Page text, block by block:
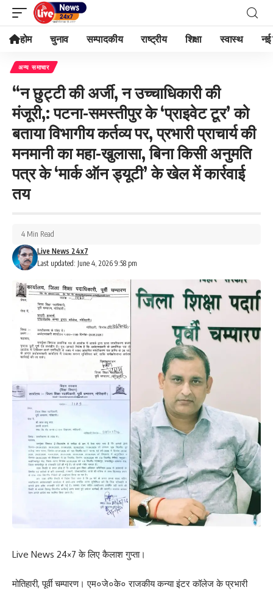
होम चुनाव सम्पादकीय राष्ट्रीय शिक्षा स्वास्थ नई
अन्य समाचार
“न छुट्टी की अर्जी, न उच्चाधिकारी की
मंजूरी,: पटना-समस्तीपुर के ‘प्राइवेट टूर’ को
बताया विभागीय कर्तव्य पर, प्रभारी प्राचार्य की
मनमानी का महा-खुलासा, बिना किसी अनुमति
पत्र के ‘मार्क ऑन ड्यूटी’ के खेल में कार्रवाई
तय
Last updated: June 4, 2026 9:58 pm
Live News 24x7
4 Min Read
Live News 24×7 के लिए कैलाश गुप्ता।
मोतिहारी, पूर्वी चम्पारण। एम०जे०के० राजकीय कन्या इंटर कॉलेज के प्रभारी